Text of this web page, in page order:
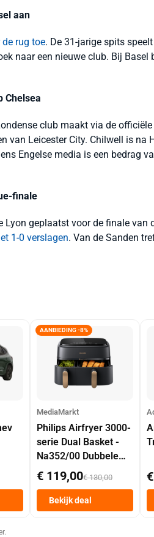
aan
rug toe. De 31-jarige spits
naar een nieuwe club. Bij Basel
Chelsea
club maakt via de
van Leicester City. Chilwell is na
Engelse media is een bedrag
finale
geplaatst voor de finale van
1-0 verslagen. Van de Sanden
AANBIEDING -8%
MediaMarkt
Philips Airfryer 3000-
serie Dual Basket -
Na352/00 Dubbele
Mand 9 L Tot 6
Personen
Heteluchtfriteuse
Zwart
€ 119,00€ 130,00
Bekijk deal